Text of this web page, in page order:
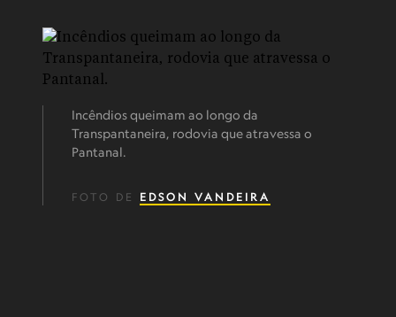
Incêndios queimam ao longo da
Transpantaneira, rodovia que atravessa o
Pantanal.
FOTO DE EDSON VANDEIRA